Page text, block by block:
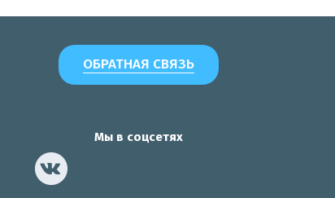
ОБРАТНАЯ СВЯЗЬ
Мы в соцсетях